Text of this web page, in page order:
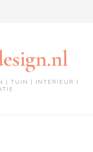
| TUIN | INTERIEUR |